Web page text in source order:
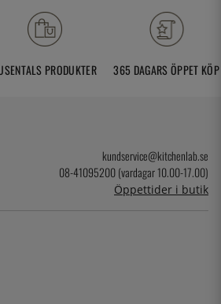
PRODUKTER 365 DAGARS ÖPPET KÖP
kundservice@kitchenlab.se
08-41095200 (vardagar 10.00-17.00)
Öppettider i butik